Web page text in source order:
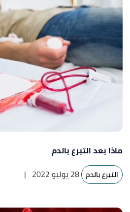
ماذا بعد التبرع بالدم
التبرع بالدم 28 يوليو 2022 |